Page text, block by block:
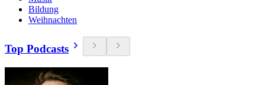
Bildung
Weihnachten
Top Podcasts